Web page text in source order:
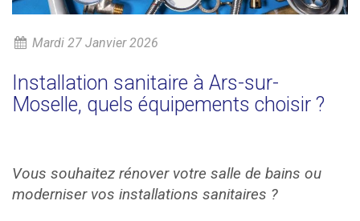
Mardi 27 Janvier 2026
Installation sanitaire à Ars-sur-
Moselle, quels équipements choisir ?
Vous souhaitez rénover votre salle de bains ou
moderniser vos installations sanitaires ?